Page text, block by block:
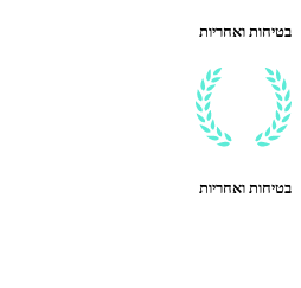
בטיחות ואחריות
בטיחות ואחריות